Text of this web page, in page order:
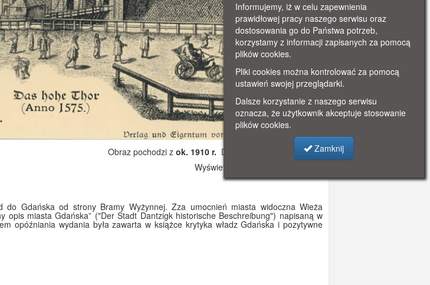
Obraz pochodzi z ok. 1910 r. Dodano: 2019-12-04 23:33
Wyświetlono: 4862
Gdańska od strony Bramy Wyżynnej. Zza umocnień miasta widoczna Wieża
opis miasta Gdańska” ("Der Stadt Dantzigk historische Beschreibung") napisaną w
opóźniania wydania była zawarta w książce krytyka władz Gdańska i pozytywne
Informujemy, iż w celu zapewnienia
prawidłowej pracy naszego serwisu oraz
dostosowania go do Państwa potrzeb,
korzystamy z informacji zapisanych za pomocą
plików cookies.
Pliki cookies można kontrolować za pomocą
ustawień swojej przeglądarki.
Dalsze korzystanie z naszego serwisu
oznacza, że użytkownik akceptuje stosowanie
plików cookies.
Zamknij